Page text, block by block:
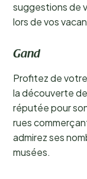
suggestions de
lors de vos
Gand
Profitez de
la découverte
réputée pour
rues
admirez ses
musées.